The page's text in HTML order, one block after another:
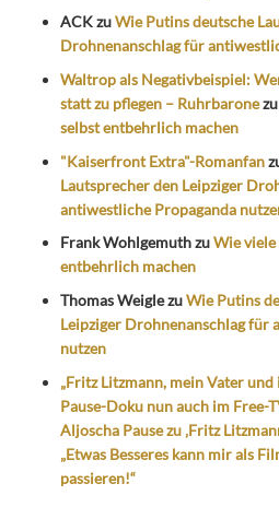
ACKzuWie Putins deutsche
Drohnenanschlag für
Waltrop als Negativbeispiel:
statt zu pflegen – Ruhrbaronezu
selbst entbehrlich machen
"Kaiserfront Extra"-Romanfan
Lautsprecher den Leipziger
antiwestliche Propaganda
Frank WohlgemuthzuWie viele
entbehrlich machen
Thomas WeiglezuWie Putins
Leipziger Drohnenanschlag für
nutzen
„Fritz Litzmann, mein Vater und
Pause-Doku nun auch im Free-
Aljoscha Pause zu ‚Fritz
„Etwas Besseres kann mir als
passieren!“